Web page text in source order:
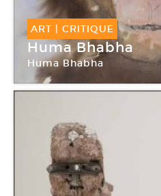
ART | CRITIQUE
Huma Bhabha
Huma Bhabha
Galerie Nathalie Obadia